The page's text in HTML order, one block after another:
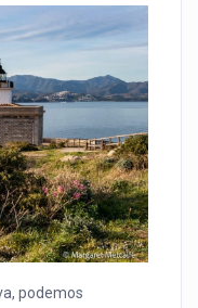
podemos